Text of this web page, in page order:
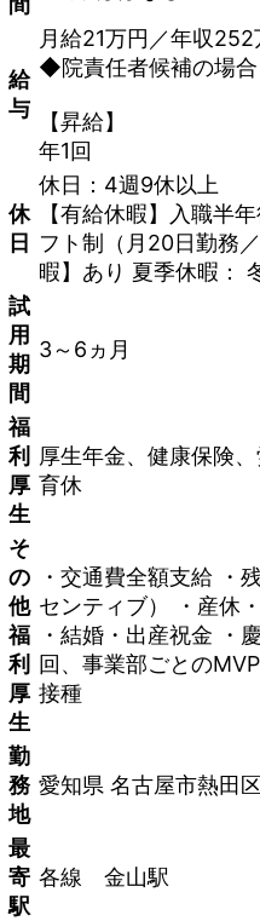
給
与
月給21万円／年収252
◆院責任者候補の場
【昇給】
年1回
休
日
休日：4週9休以上
【有給休暇】入職半
フト制（月20日勤務
暇】あり 夏季休暇：
試
用
期
間
3～6ヵ月
福
利
厚
生
厚生年金、健康保険
育休
そ
の
他
福
利
厚
生
・交通費全額支給 ・
センティブ） ・産休
・結婚・出産祝金 ・
回、事業部ごとの
接種
勤
務
地
愛知県 名古屋市熱田
最
寄
駅
各線 金山駅